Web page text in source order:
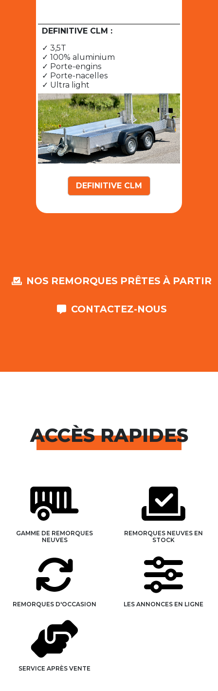
DEFINITIVE CLM :
✓ 3,5T
✓ 100% aluminium
✓ Porte-engins
✓ Porte-nacelles
✓ Ultra light
DEFINITIVE CLM
NOS REMORQUES PRÊTES À PARTIR
CONTACTEZ-NOUS
ACCÈS RAPIDES
GAMME DE REMORQUES
NEUVES
REMORQUES NEUVES EN
STOCK
REMORQUES D'OCCASION LES ANNONCES EN LIGNE
SERVICE APRÈS VENTE